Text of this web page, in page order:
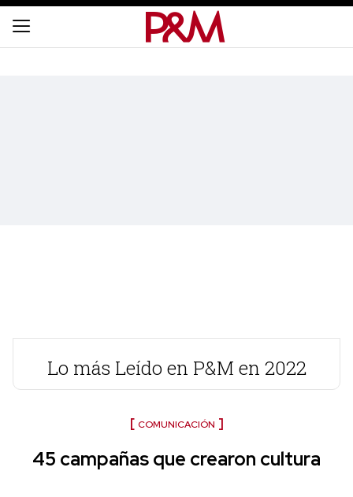
Lo más Leído en P&M en 2022
COMUNICACIÓN
45 campañas que crearon cultura